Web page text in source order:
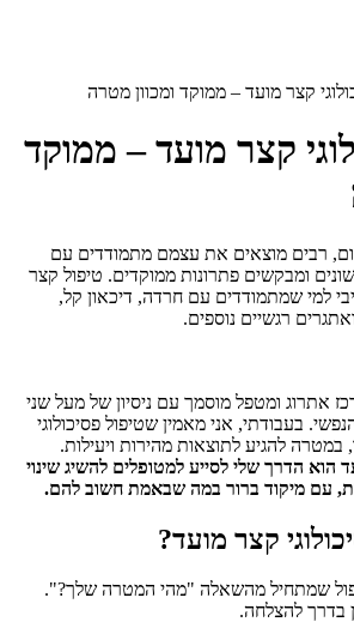
קצר מועד – ממוקד ומכוון מטרה
קצר מועד – ממוקד
רבים מוצאים את עצמם מתמודדים עם
ומבקשים פתרונות ממוקדים. טיפול קצר
למי שמתמודדים עם חרדה, דיכאון קל,
רגשיים נוספים.
אתרוג ומטפל מוסמך עם ניסיון של מעל שני
בעבודתי, אני מאמין שטיפול פסיכולוגי
במטרה להגיע לתוצאות מהירות ויעילות.
הוא הדרך שלי לסייע למטופלים להשיג שינוי
עם מיקוד ברור במה שבאמת חשוב להם.
קצר מועד?
שמתחיל מהשאלה "מהי המטרה שלך?".
בדרך להצלחה.